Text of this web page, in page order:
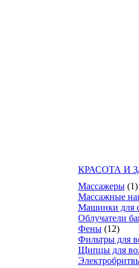
КРАСОТА И
Массажеры (1)
Массажные
Машинки для
Облучатели
Фены (12)
Фильтры для
Щипцы для